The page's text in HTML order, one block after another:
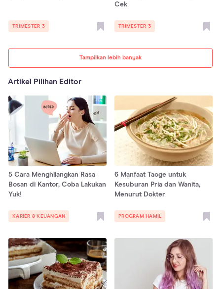
Tampilkan lebih banyak
TRIMESTER 3
Cek
TRIMESTER 3
Artikel Pilihan Editor
5 Cara Menghilangkan Rasa
Bosan di Kantor, Coba Lakukan
Yuk!
KARIER & KEUANGAN
6 Manfaat Taoge untuk
Kesuburan Pria dan Wanita,
Menurut Dokter
PROGRAM HAMIL